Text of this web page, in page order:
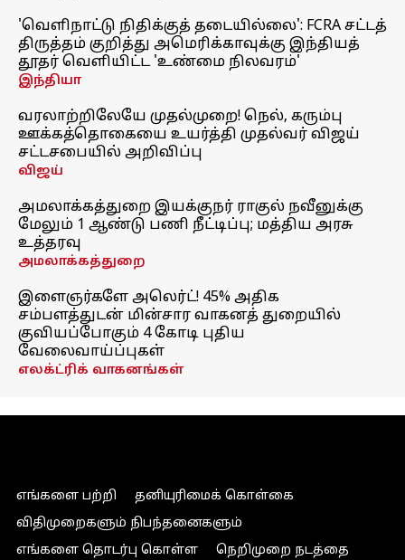
'வெளிநாட்டு நிதிக்குத் தடையில்லை': FCRA சட்டத்
திருத்தம் குறித்து அமெரிக்காவுக்கு இந்தியத்
தூதர் வெளியிட்ட 'உண்மை நிலவரம்'
இந்தியா
வரலாற்றிலேயே முதல்முறை! நெல், கரும்பு
ஊக்கத்தொகையை உயர்த்தி முதல்வர் விஜய்
சட்டசபையில் அறிவிப்பு
விஜய்
அமலாக்கத்துறை இயக்குநர் ராகுல் நவீனுக்கு
மேலும் 1 ஆண்டு பணி நீட்டிப்பு; மத்திய அரசு
உத்தரவு
அமலாக்கத்துறை
இளைஞர்களே அலெர்ட்! 45% அதிக
சம்பளத்துடன் மின்சார வாகனத் துறையில்
குவியப்போகும் 4 கோடி புதிய
வேலைவாய்ப்புகள்
எலக்ட்ரிக் வாகனங்கள்
எங்களை பற்றி
தனியுரிமைக் கொள்கை
விதிமுறைகளும் நிபந்தனைகளும்
எங்களை தொடர்பு கொள்ள
நெறிமுறை நடத்தை